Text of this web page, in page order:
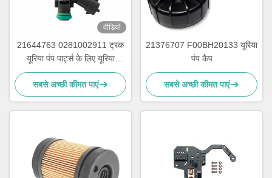
वीडियो
21644763 0281002911 ट्रक
यूरिया पंप पार्ट्स के लिए यूरिया
इंजेक्शन मरम्मत किट
सबसे अच्छी कीमत पाएं
21376707 F00BH20133 यूरिया
पंप कैप
सबसे अच्छी कीमत पाएं